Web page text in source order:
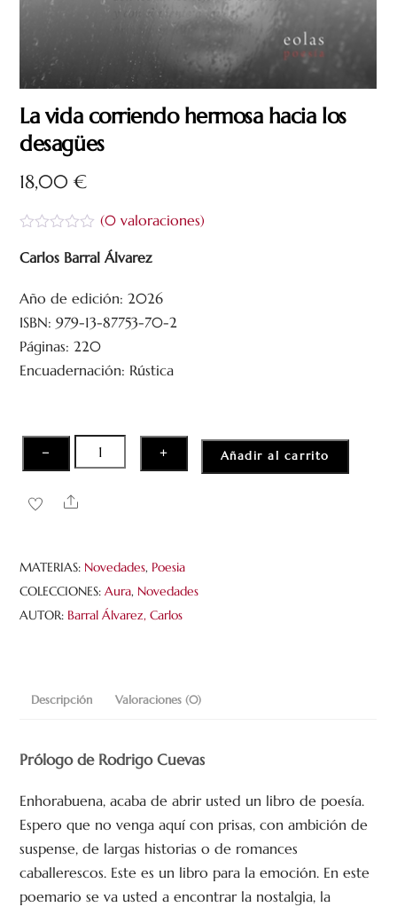
La vida corriendo hermosa hacia los
desagües
18,00€
a
r
d
o
c
o
5
(0valoraciones)
Carlos Barral Álvarez
Año de edición: 2026
ISBN: 979-13-87753-70-2
Páginas: 220
Encuadernación: Rústica
−
vida
corriendo
los
desagües
cantidad
+ Añadir al carrito
Share
MATERIAS: Novedades, Poesia
COLECCIONES:Aura, Novedades
AUTOR: Barral Álvarez, Carlos
Descripción Valoraciones (0)
Prólogo de Rodrigo Cuevas
Enhorabuena, acaba de abrir usted un libro de poesía.
Espero que no venga aquí con prisas, con ambición de
suspense, de largas historias o de romances
caballerescos. Este es un libro para la emoción. En este
poemario se va usted a encontrar la nostalgia, la